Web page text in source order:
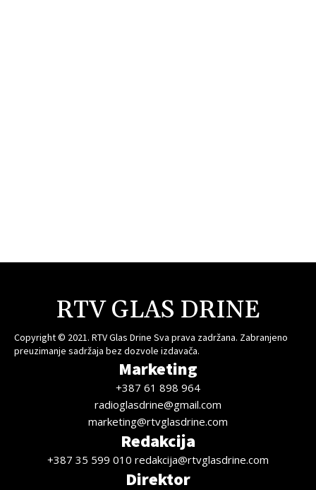
RTV GLAS DRINE
Copyright © 2021. RTV Glas Drine Sva prava zadržana. Zabranjeno
preuzimanje sadržaja bez dozvole izdavača.
Marketing
+387 61 898 964
radioglasdrine@gmail.com
marketing@rtvglasdrine.com
Redakcija
+387 35 599 010 redakcija@rtvglasdrine.com
Direktor